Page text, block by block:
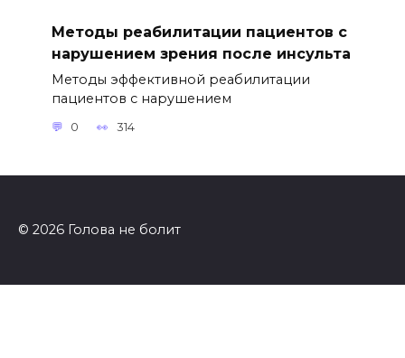
Методы реабилитации пациентов с
нарушением зрения после инсульта
Методы эффективной реабилитации
пациентов с нарушением
0 314
© 2026 Голова не болит